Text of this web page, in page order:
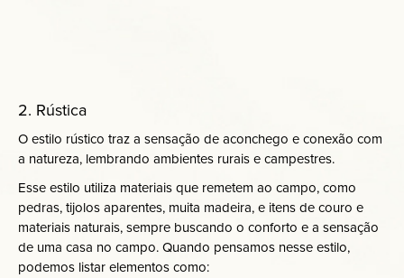
2. Rústica
O estilo rústico traz a sensação de aconchego e conexão com
a natureza, lembrando ambientes rurais e campestres.
Esse estilo utiliza materiais que remetem ao campo, como
pedras, tijolos aparentes, muita madeira, e itens de couro e
materiais naturais, sempre buscando o conforto e a sensação
de uma casa no campo. Quando pensamos nesse estilo,
podemos listar elementos como: